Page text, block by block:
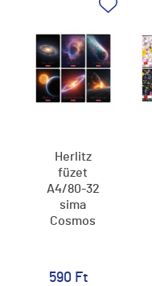
Herlitz
füzet
A4/80-32
sima
Cosmos
590 Ft